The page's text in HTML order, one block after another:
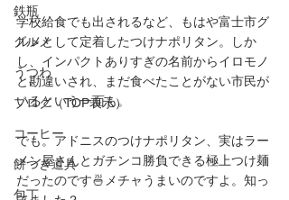
鉄瓶
グルメ
うつわ
ブログ（TOP表示）
コーヒー
餅つき道具
包丁
学校給食でも出されるなど、もはや富士市グ
ルメとして定着したつけナポリタン。しか
し、インパクトありすぎの名前からイロモノ
と勘違いされ、まだ食べたことがない市民が
いるという一面も。
でも。アドニスのつけナポリタン、実はラー
メン屋さんとガチンコ勝負できる極上つけ麺
だったのです🍜メチャうまいのですよ。知っ